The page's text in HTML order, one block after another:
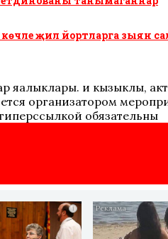
җил йортларга зыян
яңалыклары. иң кызыклы,
организатором
обязательны
i